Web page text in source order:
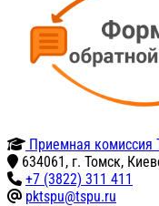
Приемная комиссия
634061, г. Томск,
+7 (3822) 311 411
pktspu@tspu.ru